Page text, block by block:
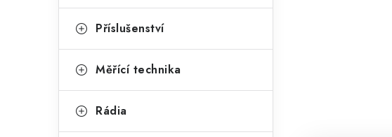
Příslušenství
Měřící technika
Rádia